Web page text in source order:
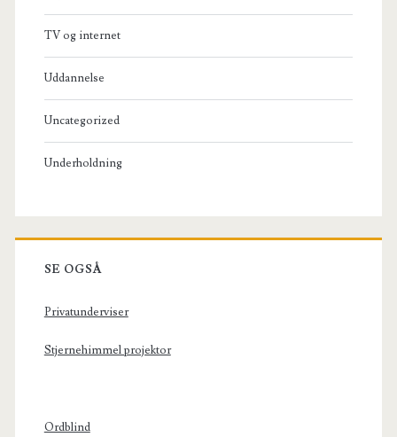
TV og internet
Uddannelse
Uncategorized
Underholdning
SE OGSÅ
Privatunderviser
Stjernehimmel projektor
Ordblind